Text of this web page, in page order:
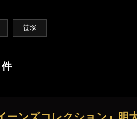
笹塚
谷・笹塚